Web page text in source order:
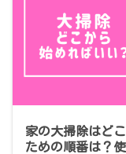
家の大掃除はど
ための順番は？